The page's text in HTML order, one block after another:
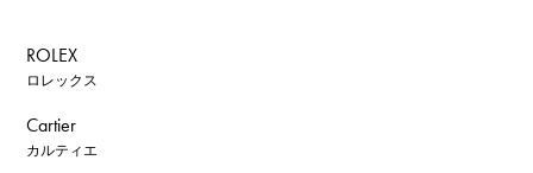
ROLEX
ロレックス
Cartier
カルティエ